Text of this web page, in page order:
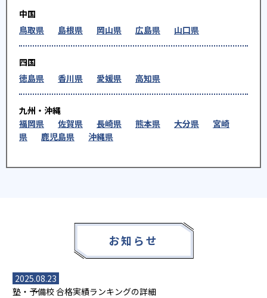
中国
鳥取県
島根県 岡山県 広島県 山口県
四国
徳島県
香川県 愛媛県 高知県
九州・沖縄
福岡県
佐賀県 長崎県 熊本県 大分県
宮崎
県
鹿児島県 沖縄県
お知らせ
2025.08.23
塾・予備校 合格実績ランキングの詳細